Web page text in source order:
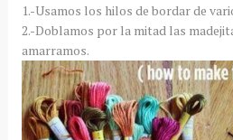
1.-Usamos los hilos de bordar de
2.-Doblamos por la mitad las
amarramos.